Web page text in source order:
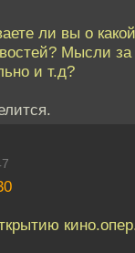
ли вы о
Мысли за
и т.д?